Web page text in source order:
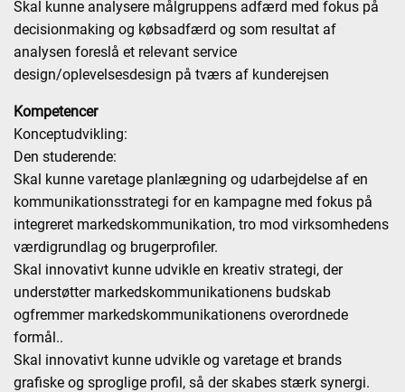
Skal kunne analysere målgruppens adfærd med fokus på
decisionmaking og købsadfærd og som resultat af
analysen foreslå et relevant service
design/oplevelsesdesign på tværs af kunderejsen
Kompetencer
Konceptudvikling:
Den studerende:
Skal kunne varetage planlægning og udarbejdelse af en
kommunikationsstrategi for en kampagne med fokus på
integreret markedskommunikation, tro mod virksomhedens
værdigrundlag og brugerprofiler.
Skal innovativt kunne udvikle en kreativ strategi, der
understøtter markedskommunikationens budskab
ogfremmer markedskommunikationens overordnede
formål..
Skal innovativt kunne udvikle og varetage et brands
grafiske og sproglige profil, så der skabes stærk synergi.